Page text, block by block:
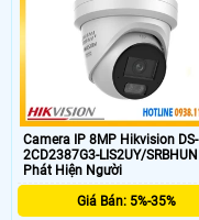
Camera IP 8MP Hikvision DS-
2CD2387G3-LIS2UY/SRBHUN
Phát Hiện Người
Giá Bán: 5%-35%